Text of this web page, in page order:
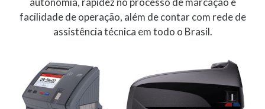
facilidade de operação, além de contar com rede de
assistência técnica em todo o Brasil.